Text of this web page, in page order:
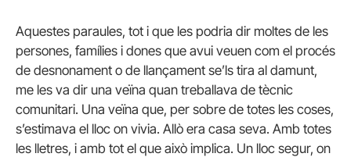
Aquestes paraules, tot i que les podria dir moltes de les
persones, famílies i dones que avui veuen com el procés
de desnonament o de llançament se’ls tira al damunt,
me les va dir una veïna quan treballava de tècnic
comunitari. Una veïna que, per sobre de totes les coses,
s’estimava el lloc on vivia. Allò era casa seva. Amb totes
les lletres, i amb tot el que això implica. Un lloc segur, on